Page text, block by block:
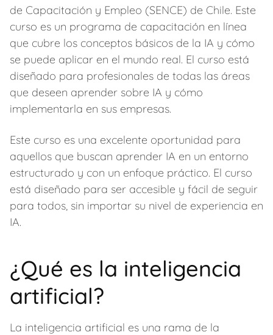
de Capacitación y Empleo (SENCE) de Chile. Este
curso es un programa de capacitación en línea
que cubre los conceptos básicos de la IA y cómo
se puede aplicar en el mundo real. El curso está
diseñado para profesionales de todas las áreas
que deseen aprender sobre IA y cómo
implementarla en sus empresas.
Este curso es una excelente oportunidad para
aquellos que buscan aprender IA en un entorno
estructurado y con un enfoque práctico. El curso
está diseñado para ser accesible y fácil de seguir
para todos, sin importar su nivel de experiencia en
IA.
¿Qué es la inteligencia
artificial?
La inteligencia artificial es una rama de la